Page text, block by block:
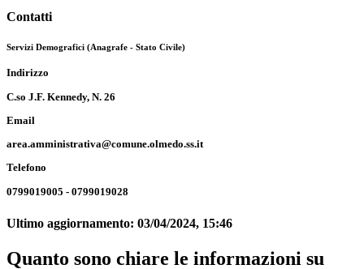
Contatti
Servizi Demografici (Anagrafe - Stato Civile)
Indirizzo
C.so J.F. Kennedy, N. 26
Email
area.amministrativa@comune.olmedo.ss.it
Telefono
0799019005 - 0799019028
Ultimo aggiornamento: 03/04/2024, 15:46
Quanto sono chiare le informazioni su